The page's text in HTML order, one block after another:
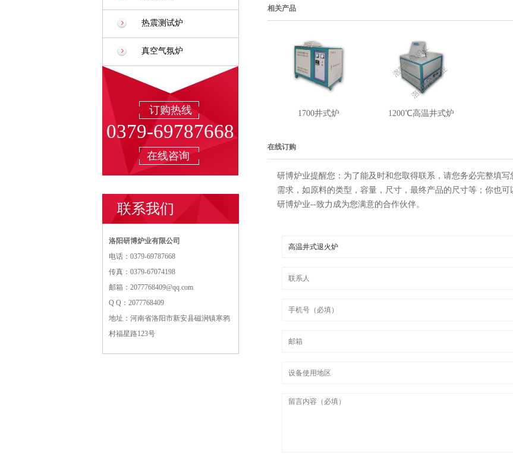
热震测试炉
真空气氛炉
订购热线
0379-69787668
在线咨询
联系我们
洛阳研博炉业有限公司
电话：0379-69787668
传真：0379-67074198
邮箱：2077768409@qq.com
Q Q：2077768409
地址：河南省洛阳市新安县磁涧镇寒鸦
村福星路123号
相关产品
1700井式炉 1200℃高温井式炉
在线订购
研博炉业提醒您：为了能及时和您取得联系，请您务必完整填
需求，如原料的类型，容量，尺寸，最终产品的尺寸等；你也可
研博炉业--致力成为您满意的合作伙伴。